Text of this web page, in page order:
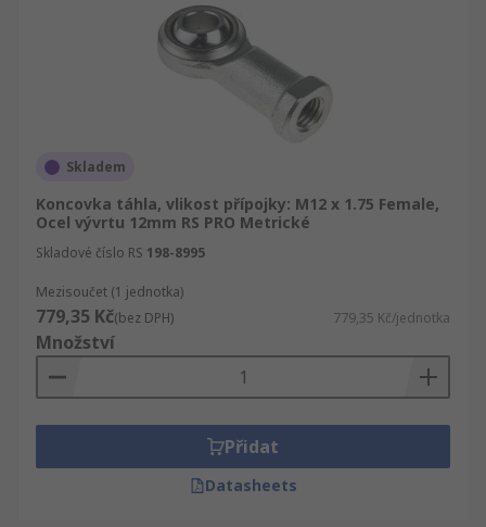
Skladem
Koncovka táhla, vlikost přípojky: M12 x 1.75 Female,
Ocel vývrtu 12mm RS PRO Metrické
Skladové číslo RS 198-8995
Mezisoučet (1 jednotka)
779,35 Kč(bez DPH) 779,35 Kč/jednotka
Množství
Přidat
Datasheets